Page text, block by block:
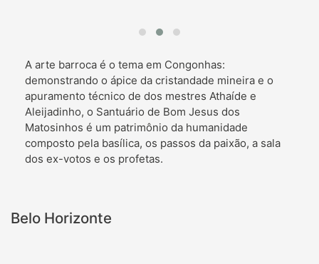
A arte barroca é o tema em Congonhas:
demonstrando o ápice da cristandade mineira e o
apuramento técnico de dos mestres Athaíde e
Aleijadinho, o Santuário de Bom Jesus dos
Matosinhos é um patrimônio da humanidade
composto pela basílica, os passos da paixão, a sala
dos ex-votos e os profetas.
Belo Horizonte